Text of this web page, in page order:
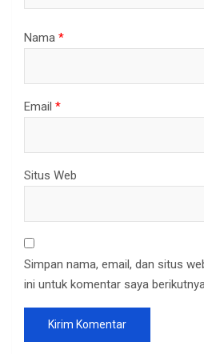
Nama *
Email *
Situs Web
Simpan nama, email, dan situs
ini untuk komentar saya